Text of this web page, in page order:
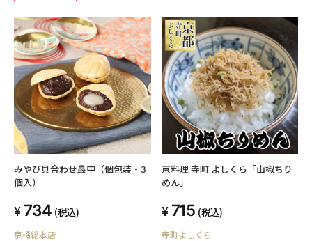
みやび貝合わせ最中（個包装・3
個入）
734 (税込)
京橘総本店
京料理 寺町 よしくら「山椒ちり
めん」
715 (税込)
寺町よしくら